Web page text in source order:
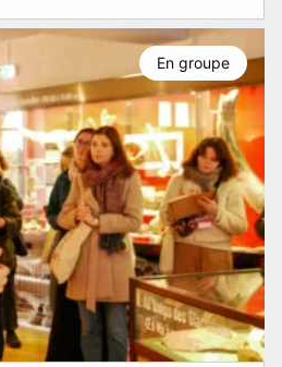
En groupe